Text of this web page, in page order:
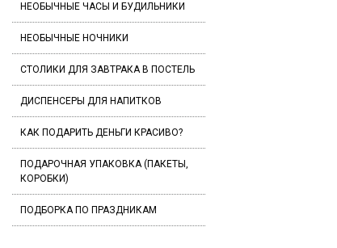
НЕОБЫЧНЫЕ ЧАСЫ И БУДИЛЬНИКИ
НЕОБЫЧНЫЕ НОЧНИКИ
СТОЛИКИ ДЛЯ ЗАВТРАКА В ПОСТЕЛЬ
ДИСПЕНСЕРЫ ДЛЯ НАПИТКОВ
КАК ПОДАРИТЬ ДЕНЬГИ КРАСИВО?
ПОДАРОЧНАЯ УПАКОВКА (ПАКЕТЫ,
КОРОБКИ)
ПОДБОРКА ПО ПРАЗДНИКАМ